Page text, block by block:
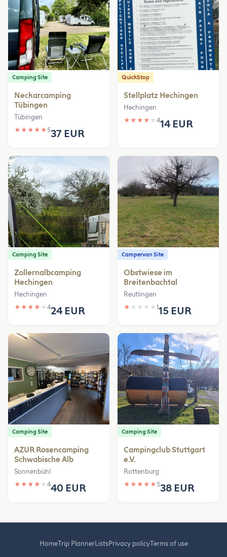
Camping Site
Neckarcamping
Tübingen
Tübingen
★ ★ ★ ★ ★537 EUR
QuickStop
Stellplatz Hechingen
Hechingen
★ ★ ★ ★ ★ 414 EUR
Camping Site
Zollernalbcamping
Hechingen
Hechingen
★ ★ ★ ★ ★ 424 EUR
Campervan Site
Obstwiese im
Breitenbachtal
Reutlingen
★ ★ ★ ★ ★ 115 EUR
Camping Site
AZUR Rosencamping
Schwabische Alb
Sonnenbühl
★ ★ ★ ★ ★ 440 EUR
Camping Site
Campingclub Stuttgart
e.V.
Rottenburg
★ ★ ★ ★ ★538 EUR
HomeTrip PlannerListsPrivacy policyTerms of use